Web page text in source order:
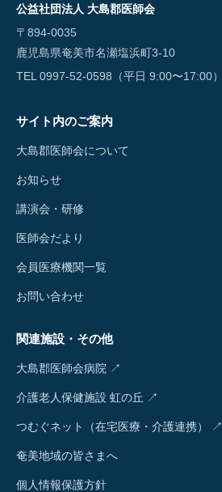
公益社団法人 大島郡医師会
〒894-0035
鹿児島県奄美市名瀬塩浜町3-10
TEL 0997-52-0598（平日 9:00〜17:00）
サイト内のご案内
大島郡医師会について
お知らせ
講演会・研修
医師会だより
会員医療機関一覧
お問い合わせ
関連施設・その他
大島郡医師会病院 ↗
介護老人保健施設 虹の丘 ↗
つむぐネット（在宅医療・介護連携） ↗
奄美地域の皆さまへ
個人情報保護方針